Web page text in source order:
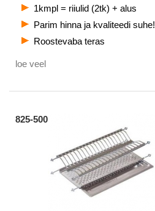
1kmpl = riiulid (2tk) + alus
Parim hinna ja kvaliteedi suhe!
Roostevaba teras
loe veel
825-500